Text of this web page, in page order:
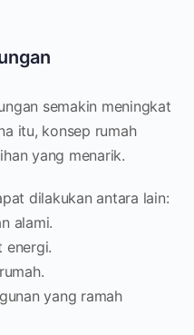
semakin meningkat
itu, konsep rumah
yang menarik.
dilakukan antara lain:
alami.
energi.
yang ramah